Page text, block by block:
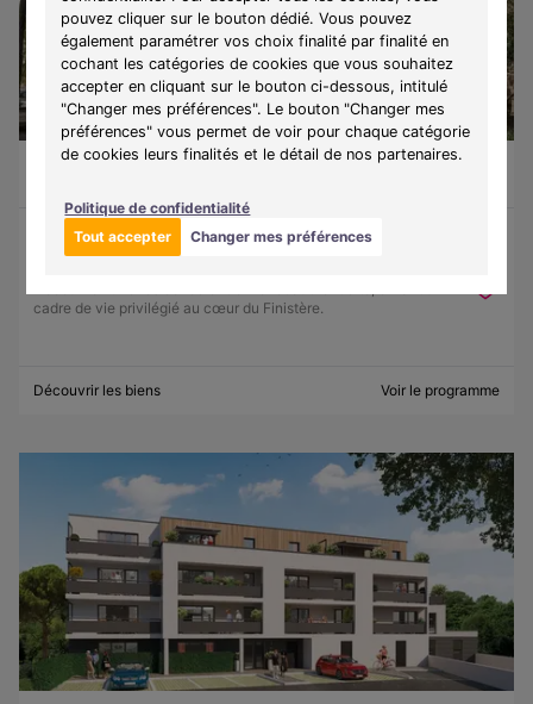
pouvez cliquer sur le bouton dédié. Vous pouvez
également paramétrer vos choix finalité par finalité en
cochant les catégories de cookies que vous souhaitez
accepter en cliquant sur le bouton ci-dessous, intitulé
"Changer mes préférences". Le bouton "Changer mes
préférences" vous permet de voir pour chaque catégorie
de cookies leurs finalités et le détail de nos partenaires.
Politique de confidentialité
Tout accepter
Changer mes préférences
Guilvinec (29730)
À partir de 130 500 €
cadre de vie privilégié au cœur du Finistère.
Découvrir les biens Voir le programme